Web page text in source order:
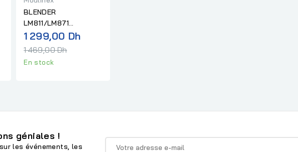
BLENDER
LM811/LM871
PERFECT MIX 6
BLADES GLAS 1200 W
MOULINEX
1 299,00 DhPrix
1 469,00 Dh
En stock
géniales !
les événements, les